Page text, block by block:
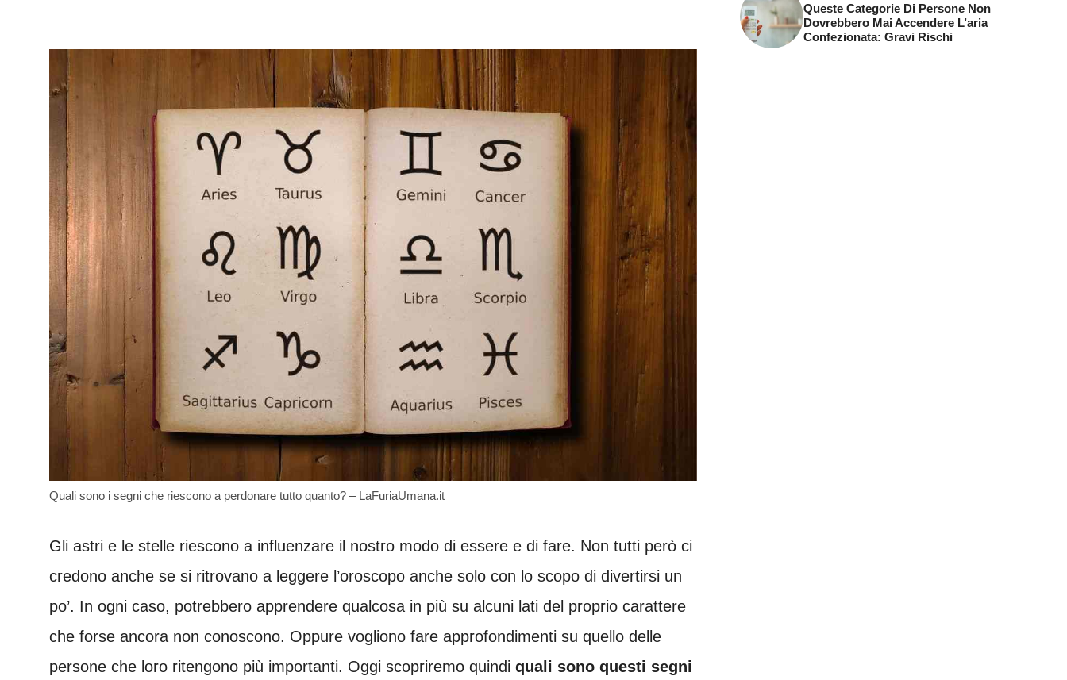
Quali sono i segni che riescono a perdonare tutto quanto? – LaFuriaUmana.it
Gli astri e le stelle riescono a influenzare il nostro modo di essere e di fare. Non tutti però ci
credono anche se si ritrovano a leggere l’oroscopo anche solo con lo scopo di divertirsi un
po’. In ogni caso, potrebbero apprendere qualcosa in più su alcuni lati del proprio carattere
che forse ancora non conoscono. Oppure vogliono fare approfondimenti su quello delle
persone che loro ritengono più importanti. Oggi scopriremo quindi quali sono questi segni
Queste Categorie Di Persone Non
Dovrebbero Mai Accendere L’aria
Confezionata: Gravi Rischi